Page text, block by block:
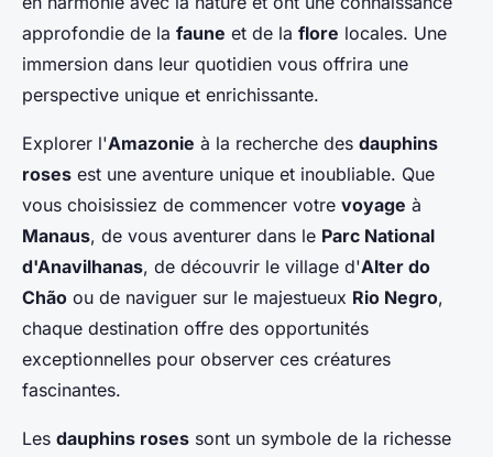
approfondie de la faune et de la flore locales. Une
immersion dans leur quotidien vous offrira une
perspective unique et enrichissante.
Explorer l'Amazonie à la recherche des dauphins
roses est une aventure unique et inoubliable. Que
vous choisissiez de commencer votre voyage à
Manaus, de vous aventurer dans le Parc National
d'Anavilhanas, de découvrir le village d'Alter do
Chão ou de naviguer sur le majestueux Rio Negro,
chaque destination offre des opportunités
exceptionnelles pour observer ces créatures
fascinantes.
Les dauphins roses sont un symbole de la richesse